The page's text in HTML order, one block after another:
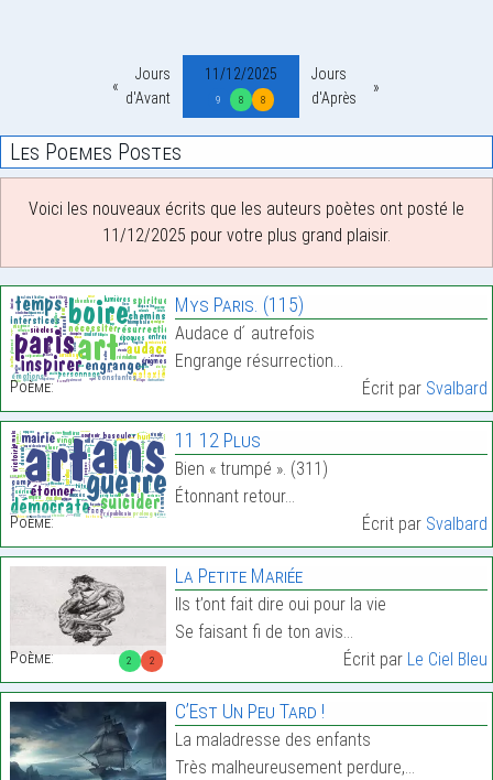
Jours
d'Avant
11/12/2025
9 8 8
Jours
d'Après
Les Poemes Postes
Voici les nouveaux écrits que les auteurs poètes ont posté le
11/12/2025 pour votre plus grand plaisir.
Poème:
Mys Paris. (115)
Audace d ́ autrefois
Engrange résurrection…
Écrit par Svalbard
Poème:
11 12 Plus
Bien « trumpé ». (311)
Étonnant retour…
Écrit par Svalbard
2 2
Poème:
La Petite Mariée
Ils t’ont fait dire oui pour la vie
Se faisant fi de ton avis…
Écrit par Le Ciel Bleu
C’Est Un Peu Tard !
La maladresse des enfants
Très malheureusement perdure,…